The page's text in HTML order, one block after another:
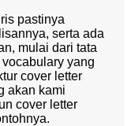
pastinya
serta ada
mulai dari tata
yang
cover letter
akan kami
cover letter